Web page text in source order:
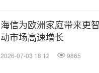
海信为欧洲家庭带来更
动市场高速增长
2026-07-03 18:12 9865